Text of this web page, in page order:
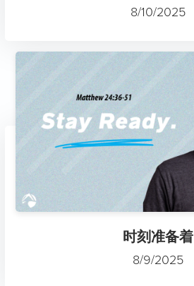
8/10/2025
时刻准备着
8/9/2025